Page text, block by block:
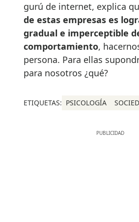
gurú de internet, explica
de estas empresas es
gradual e imperceptible
comportamiento,
persona. Para ellas
para nosotros ¿qué?
ETIQUETAS: PSICOLOGÍA